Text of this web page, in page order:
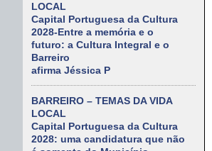
LOCAL
Capital Portuguesa da Cultura
2028-Entre a memória e o
futuro: a Cultura Integral e o
Barreiro
afirma Jéssica P
BARREIRO – TEMAS DA VIDA
LOCAL
Capital Portuguesa da Cultura
2028: uma candidatura que não